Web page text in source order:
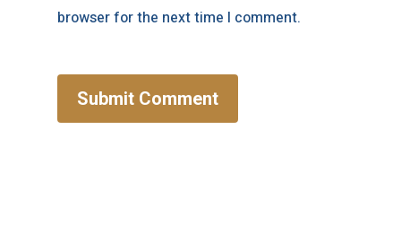
browser for the next time I comment.